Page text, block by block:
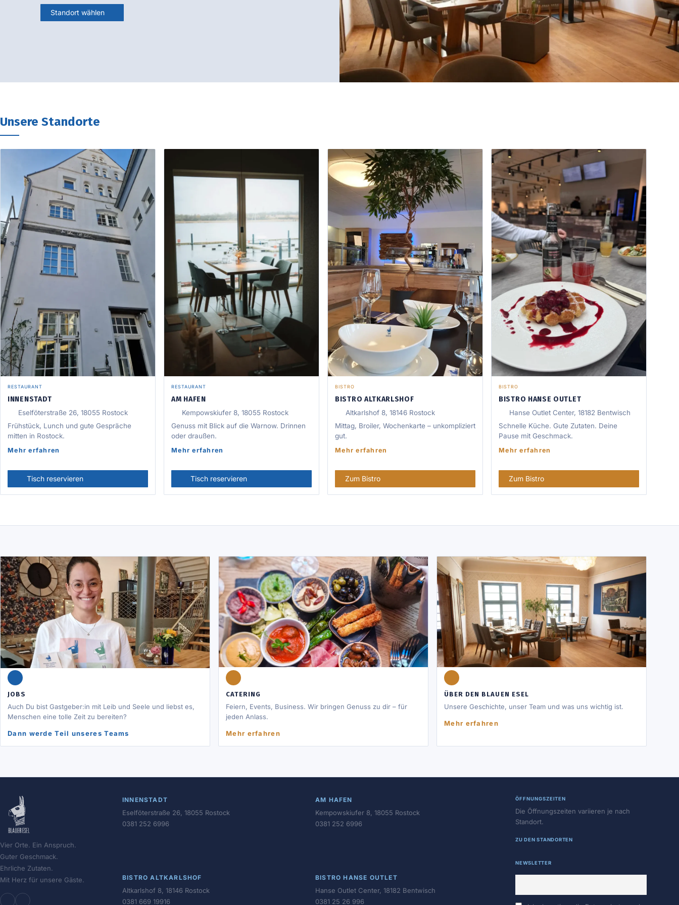
Standort wählen
Unsere Standorte
RESTAURANT
INNENSTADT
Eselföterstraße 26, 18055 Rostock
Frühstück, Lunch und gute Gespräche
mitten in Rostock.
Mehr erfahren
Tisch reservieren
RESTAURANT
AM HAFEN
Kempowskiufer 8, 18055 Rostock
Genuss mit Blick auf die Warnow. Drinnen
oder draußen.
Mehr erfahren
Tisch reservieren
BISTRO
BISTRO ALTKARLSHOF
Altkarlshof 8, 18146 Rostock
Mittag, Broiler, Wochenkarte – unkompliziert
gut.
Mehr erfahren
Zum Bistro
BISTRO
BISTRO HANSE OUTLET
Hanse Outlet Center, 18182 Bentwisch
Schnelle Küche. Gute Zutaten. Deine
Pause mit Geschmack.
Mehr erfahren
Zum Bistro
JOBS
Auch Du bist Gastgeber:in mit Leib und Seele und liebst es,
Menschen eine tolle Zeit zu bereiten?
Dann werde Teil unseres Teams
CATERING
Feiern, Events, Business. Wir bringen Genuss zu dir – für
jeden Anlass.
Mehr erfahren
ÜBER DEN BLAUEN ESEL
Unsere Geschichte, unser Team und was uns wichtig ist.
Mehr erfahren
Vier Orte. Ein Anspruch.
Guter Geschmack.
Ehrliche Zutaten.
Mit Herz für unsere Gäste.
INNENSTADT
Eselföterstraße 26, 18055 Rostock
0381 252 6996
AM HAFEN
Kempowskiufer 8, 18055 Rostock
0381 252 6996
BISTRO ALTKARLSHOF
Altkarlshof 8, 18146 Rostock
0381 669 19916
BISTRO HANSE OUTLET
Hanse Outlet Center, 18182 Bentwisch
0381 25 26 996
ÖFFNUNGSZEITEN
Die Öffnungszeiten variieren je nach
Standort.
ZU DEN STANDORTEN
NEWSLETTER